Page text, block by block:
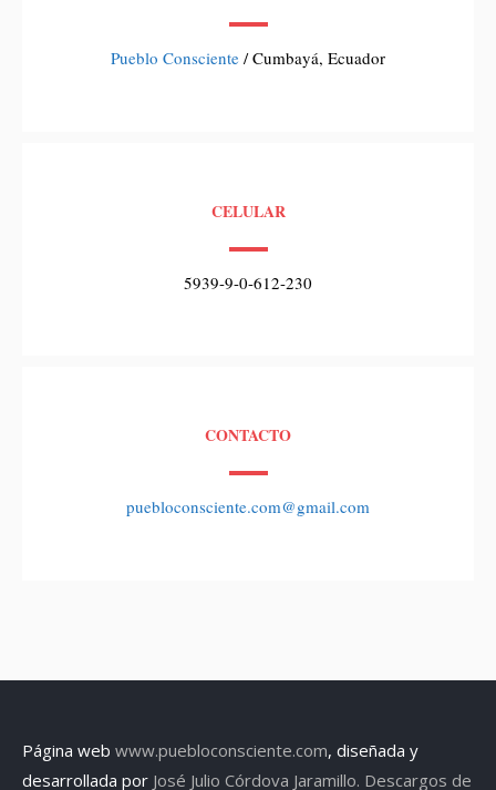
Pueblo Consciente / Cumbayá, Ecuador
CELULAR
5939-9-0-612-230
CONTACTO
puebloconsciente.com@gmail.com
Página web www.puebloconsciente.com, diseñada y
desarrollada por José Julio Córdova Jaramillo. Descargos de